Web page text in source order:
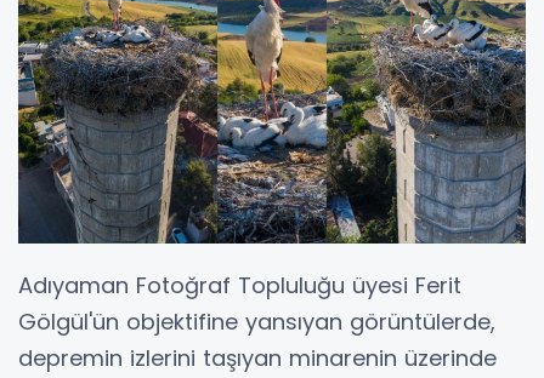
Adıyaman Fotoğraf Topluluğu üyesi Ferit
Gölgül'ün objektifine yansıyan görüntülerde,
depremin izlerini taşıyan minarenin üzerinde